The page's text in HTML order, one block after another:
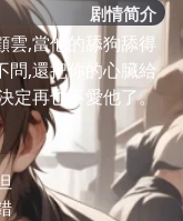
剧情简介
雲,當他的舔狗舔得
問,還把你的心臟給
定再也不愛他了。